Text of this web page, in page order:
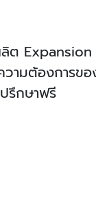
ต
ามต้องการขอ
รึกษาฟรี